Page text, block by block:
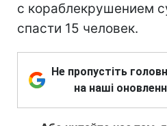
с кораблекрушением
спасти 15 человек.
Не пропустіть
на наші